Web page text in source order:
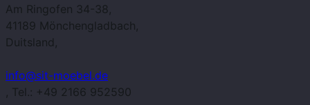
Am Ringofen 34-38,
41189 Mönchengladbach,
Duitsland,
info@sit-moebel.de
, Tel.: +49 2166 952590